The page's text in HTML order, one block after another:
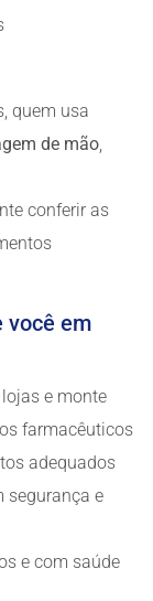
quem usa
de mão,
conferir as
você em
e monte
farmacêuticos
adequados
segurança e
e com saúde